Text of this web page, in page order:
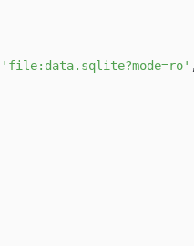
'file:data.sqlite?mode=ro'